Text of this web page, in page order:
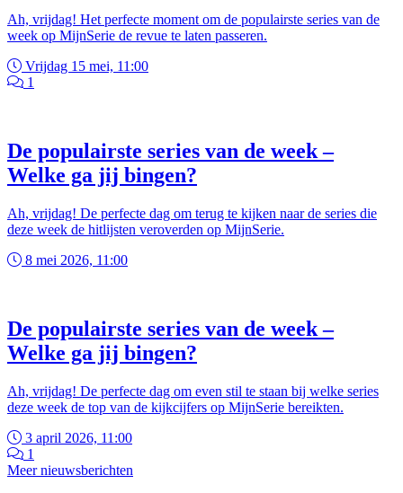
Ah, vrijdag! Het perfecte moment om de populairste series van de
week op MijnSerie de revue te laten passeren.
Vrijdag 15 mei, 11:00
1
De populairste series van de week –
Welke ga jij bingen?
Ah, vrijdag! De perfecte dag om terug te kijken naar de series die
deze week de hitlijsten veroverden op MijnSerie.
8 mei 2026, 11:00
De populairste series van de week –
Welke ga jij bingen?
Ah, vrijdag! De perfecte dag om even stil te staan bij welke series
deze week de top van de kijkcijfers op MijnSerie bereikten.
3 april 2026, 11:00
1
Meer nieuwsberichten